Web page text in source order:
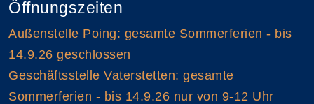
Öffnungszeiten
Außenstelle Poing: gesamte Sommerferien - bis
14.9.26 geschlossen
Geschäftsstelle Vaterstetten: gesamte
Sommerferien - bis 14.9.26 nur von 9-12 Uhr